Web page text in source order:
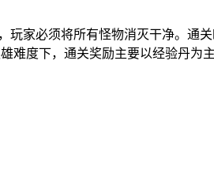
玩家必须将所有怪物消灭干净。通
难度下，通关奖励主要以经验丹为